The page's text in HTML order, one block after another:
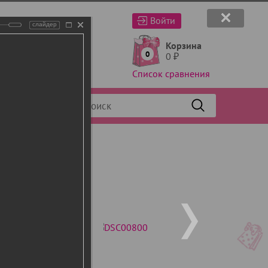
Войти
0
Корзина
0 ₽
Список сравнения
слайдер